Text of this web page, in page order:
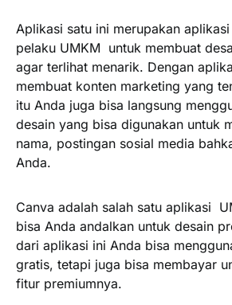
Aplikasi satu ini merupakan
pelaku UMKM untuk membuat
agar terlihat menarik. Dengan
membuat konten marketing yang
itu Anda juga bisa langsung
desain yang bisa digunakan untuk
nama, postingan sosial media
Anda.
Canva adalah salah satu aplikasi
bisa Anda andalkan untuk desain
dari aplikasi ini Anda bisa
gratis, tetapi juga bisa membayar
fitur premiumnya.